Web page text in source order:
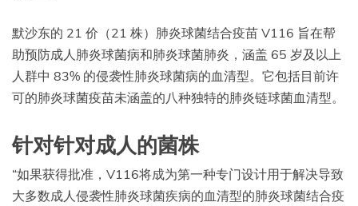
默沙东的 21 价（21 株）肺炎球菌结合疫苗 V116 旨在帮
助预防成人肺炎球菌病和肺炎球菌肺炎，涵盖 65 岁及以上
人群中 83% 的侵袭性肺炎球菌病的血清型。它包括目前许
可的肺炎球菌疫苗未涵盖的八种独特的肺炎链球菌血清型。
针对针对成人的菌株
“如果获得批准，V116将成为第一种专门设计用于解决导致
大多数成人侵袭性肺炎球菌疾病的血清型的肺炎球菌结合疫